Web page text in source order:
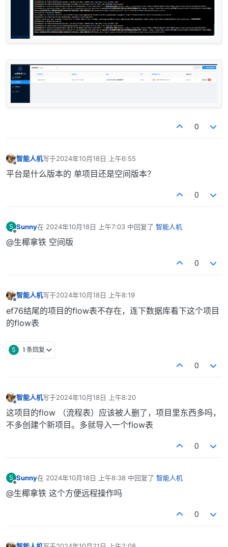
0
智能人机写于2024年10月18日 上午6:55
最后由 编辑
平台是什么版本的 单项目还是空间版本？
0
S
离线
Sunny在 2024年10月18日 上午7:03 中回复了 智能人机
最后由 编辑
@生椰拿铁 空间版
0
智能人机写于2024年10月18日 上午8:19
最后由 编辑
ef76结尾的项目的flow表不存在，连下数据库看下这个项目
的flow表
S 1 条回复
0
智能人机写于2024年10月18日 上午8:20
最后由 编辑
这项目的flow （流程表）应该被人删了，项目里东西多吗，
不多创建个新项目。多就导入一个flow表
0
S
离线
Sunny在 2024年10月18日 上午8:38 中回复了 智能人机
最后由 编辑
@生椰拿铁 这个方便远程操作吗
0